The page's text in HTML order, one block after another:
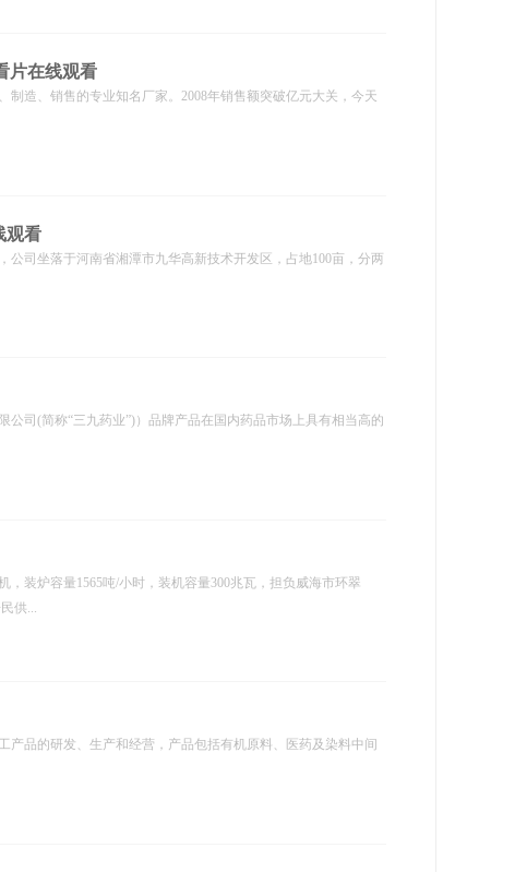
片在线观看
造、销售的专业知名厂家。2008年销售额突破亿元大关，今天
观看
司坐落于河南省湘潭市九华高新技术开发区，占地100亩，分两
司(简称“三九药业”)）品牌产品在国内药品市场上具有相当高的
装炉容量1565吨/小时，装机容量300兆瓦，担负威海市环翠
供...
品的研发、生产和经营，产品包括有机原料、医药及染料中间